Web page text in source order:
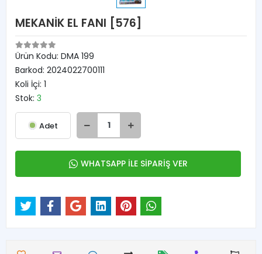
MEKANİK EL FANI [576]
Ürün Kodu: DMA 199
Barkod: 2024022700111
Koli İçi: 1
Stok: 3
Adet
WHATSAPP İLE SİPARİŞ VER